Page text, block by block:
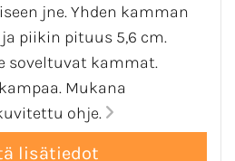
jne. Yhden kamman
piikin pituus 5,6 cm.
soveltuvat kammat.
Mukana
ohje.